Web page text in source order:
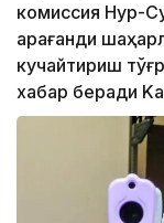
комиссия Нур-
Қарағанди
кучайтириш
хабар беради